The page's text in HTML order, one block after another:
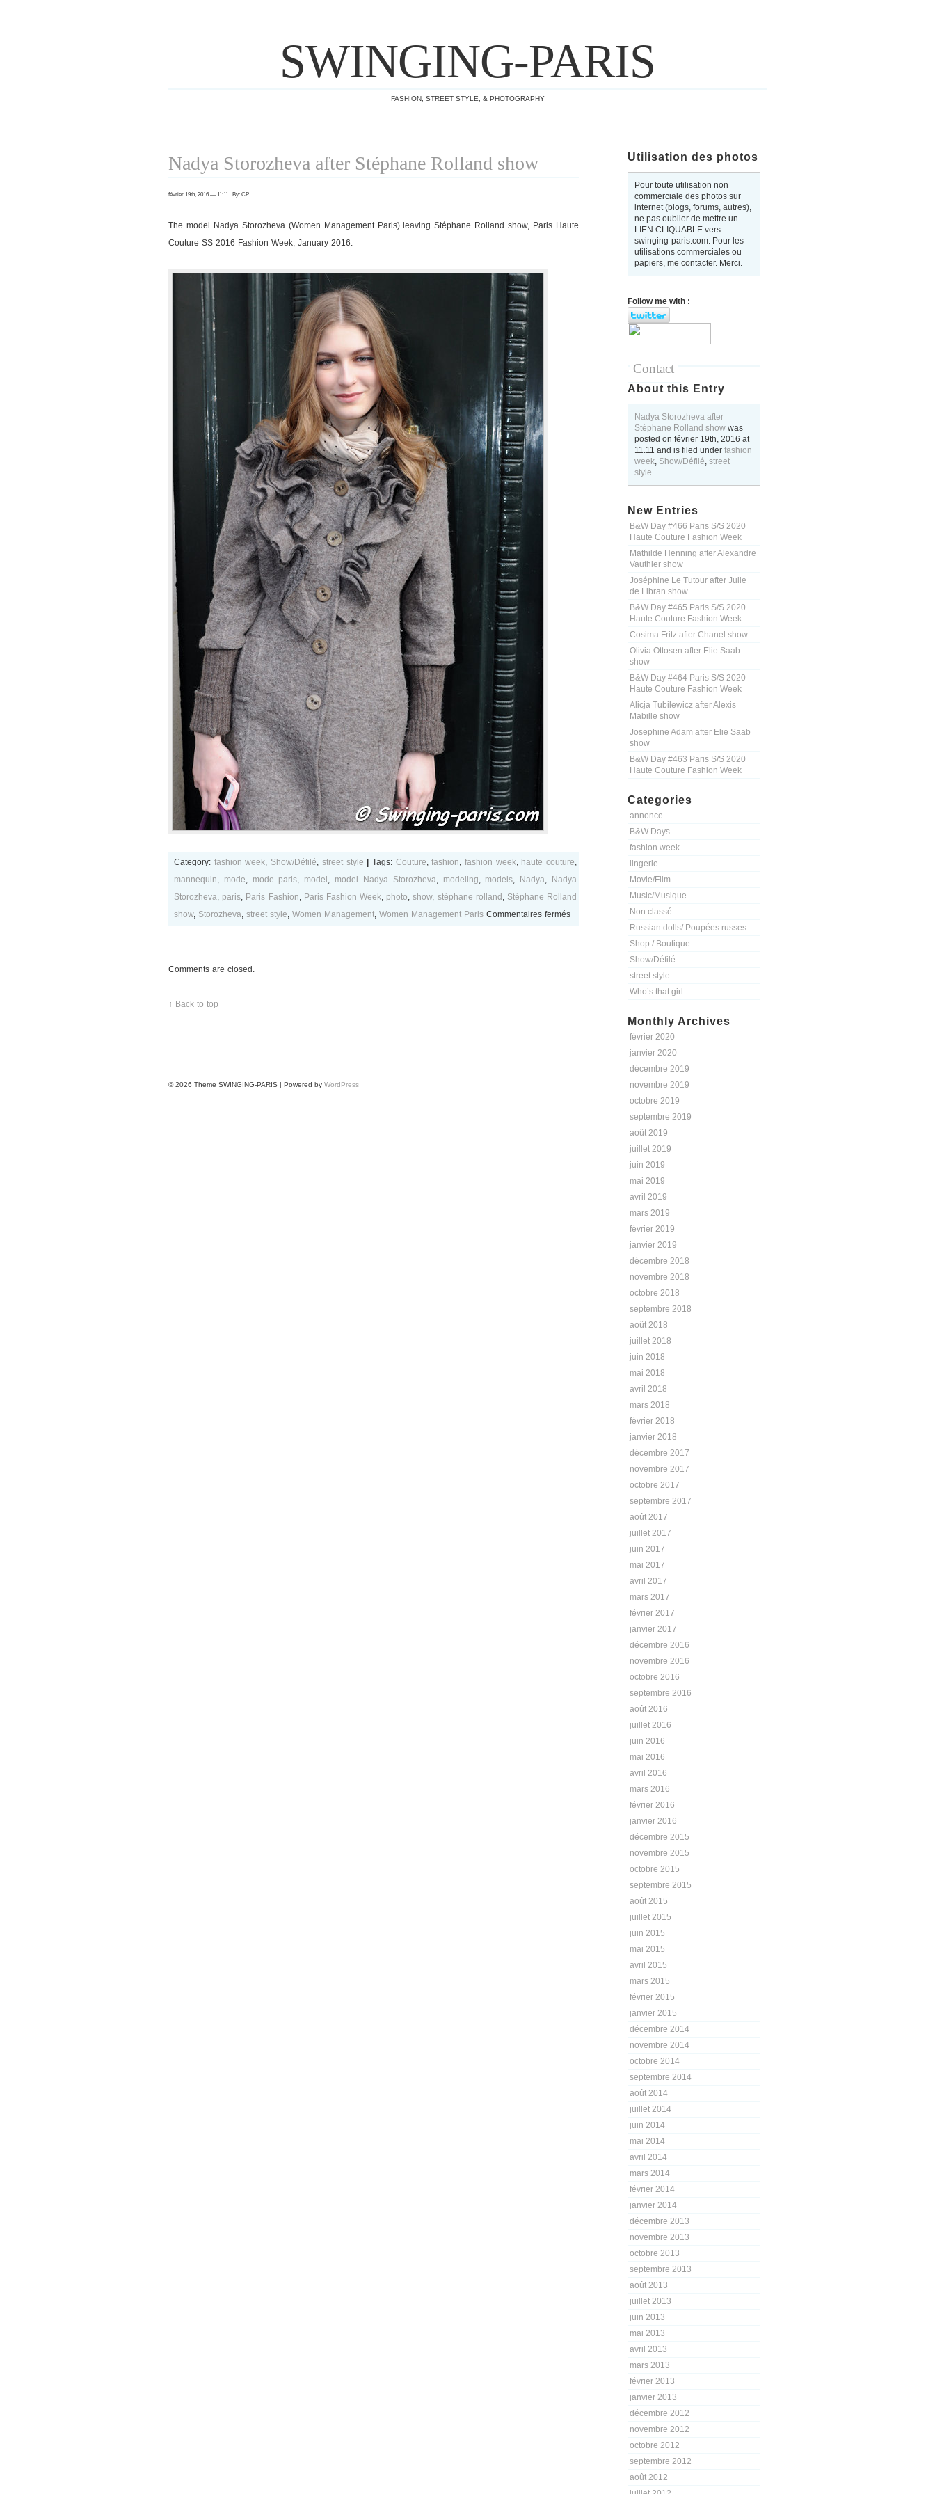
SWINGING-PARIS
FASHION, STREET STYLE, & PHOTOGRAPHY
Utilisation des photos
Pour toute utilisation non
commerciale des photos sur
internet (blogs, forums, autres),
ne pas oublier de mettre un
LIEN CLIQUABLE vers
swinging-paris.com. Pour les
utilisations commerciales ou
papiers, me contacter. Merci.
Follow me with :
Contact
About this Entry
Nadya Storozheva after
Stéphane Rolland show was
posted on février 19th, 2016 at
11.11 and is filed under fashion
week, Show/Défilé, street
style..
New Entries
B&W Day #466 Paris S/S 2020
Haute Couture Fashion Week
Mathilde Henning after Alexandre
Vauthier show
Joséphine Le Tutour after Julie
de Libran show
B&W Day #465 Paris S/S 2020
Haute Couture Fashion Week
Cosima Fritz after Chanel show
Olivia Ottosen after Elie Saab
show
B&W Day #464 Paris S/S 2020
Haute Couture Fashion Week
Alicja Tubilewicz after Alexis
Mabille show
Josephine Adam after Elie Saab
show
B&W Day #463 Paris S/S 2020
Haute Couture Fashion Week
Categories
annonce
B&W Days
fashion week
lingerie
Movie/Film
Music/Musique
Non classé
Russian dolls/ Poupées russes
Shop / Boutique
Show/Défilé
street style
Who’s that girl
Monthly Archives
février 2020
janvier 2020
décembre 2019
novembre 2019
octobre 2019
septembre 2019
août 2019
juillet 2019
juin 2019
mai 2019
avril 2019
mars 2019
février 2019
janvier 2019
décembre 2018
novembre 2018
octobre 2018
septembre 2018
août 2018
juillet 2018
juin 2018
mai 2018
avril 2018
mars 2018
février 2018
janvier 2018
décembre 2017
novembre 2017
octobre 2017
septembre 2017
août 2017
juillet 2017
juin 2017
mai 2017
avril 2017
mars 2017
février 2017
janvier 2017
décembre 2016
novembre 2016
octobre 2016
septembre 2016
août 2016
juillet 2016
juin 2016
mai 2016
avril 2016
mars 2016
février 2016
janvier 2016
décembre 2015
novembre 2015
octobre 2015
septembre 2015
août 2015
juillet 2015
juin 2015
mai 2015
avril 2015
mars 2015
février 2015
janvier 2015
décembre 2014
novembre 2014
octobre 2014
septembre 2014
août 2014
juillet 2014
juin 2014
mai 2014
avril 2014
mars 2014
février 2014
janvier 2014
décembre 2013
novembre 2013
octobre 2013
septembre 2013
août 2013
juillet 2013
juin 2013
mai 2013
avril 2013
mars 2013
février 2013
janvier 2013
décembre 2012
novembre 2012
octobre 2012
septembre 2012
août 2012
Nadya Storozheva after Stéphane Rolland show
février 19th, 2016 — 11:11 By: CP
The model Nadya Storozheva (Women Management Paris) leaving Stéphane Rolland show, Paris Haute
Couture SS 2016 Fashion Week, January 2016.
Category: fashion week, Show/Défilé, street style Tags: Couture,fashion,fashion week, haute couture,
mannequin, mode, mode paris, model , model Nadya Storozheva, modeling, models, Nadya,
Nadya
Storozheva, paris, Paris Fashion, Paris Fashion Week, photo,show, stéphane rolland , Stéphane Rolland
show, Storozheva, street style, Women Management, Women Management Paris Commentaires ferméssur
Comments are closed.
↑ Back to top
© 2026 Theme SWINGING-PARIS | Powered by WordPress